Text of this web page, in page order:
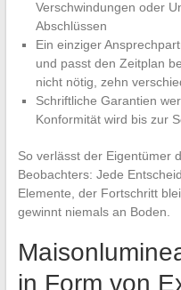
Verschwindungen oder
Abschlüssen
Ein einziger
und passt den Zeitplan
nicht nötig, zehn
Schriftliche Garantien
Konformität wird bis zur
So verlässt der Eigentümer
Beobachters: Jede
Elemente, der Fortschritt
gewinnt niemals an Boden.
in Form von